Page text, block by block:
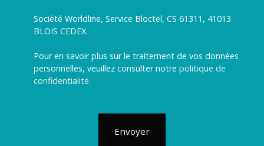
Société Worldline, Service Bloctel, CS 61311, 41013
BLOIS CEDEX.
Pour en savoir plus sur le traitement de vos données
personnelles, veuillez consulter notre politique de
confidentialité.
Envoyer